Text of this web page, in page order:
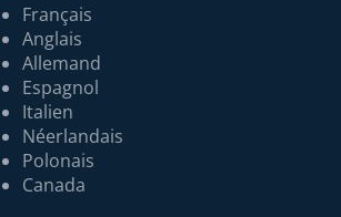
Français
Anglais
Allemand
Espagnol
Italien
Néerlandais
Polonais
Canada